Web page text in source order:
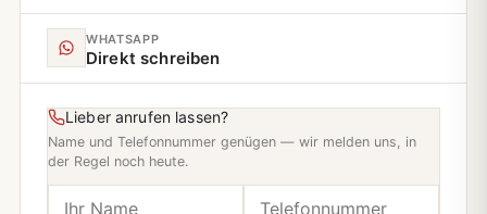
WHATSAPP
Direkt schreiben
Lieber anrufen lassen?
Name und Telefonnummer genügen — wir melden uns, in
der Regel noch heute.